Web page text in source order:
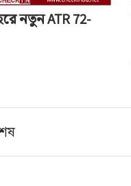
নতুন ATR 72-